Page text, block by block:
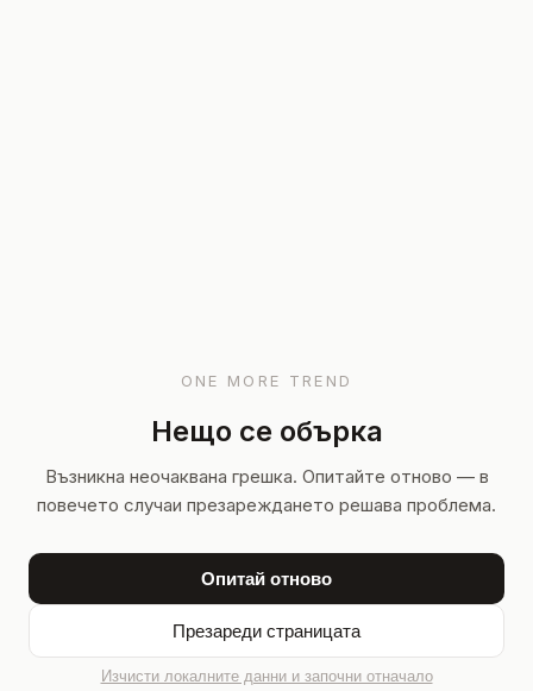
ONE MORE TREND
Нещо се обърка
Възникна неочаквана грешка. Опитайте отново — в
повечето случаи презареждането решава проблема.
Опитай отново
Презареди страницата
Изчисти локалните данни и започни отначало